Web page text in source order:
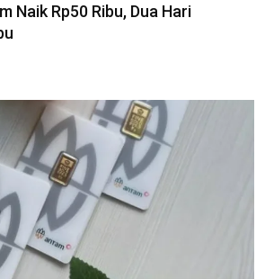
Naik Rp50 Ribu, Dua Hari